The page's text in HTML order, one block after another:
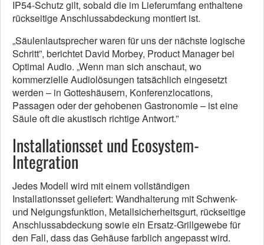
IP54-Schutz gilt, sobald die im Lieferumfang enthaltene
rückseitige Anschlussabdeckung montiert ist.
„Säulenlautsprecher waren für uns der nächste logische
Schritt”, berichtet David Morbey, Product Manager bei
Optimal Audio. „Wenn man sich anschaut, wo
kommerzielle Audiolösungen tatsächlich eingesetzt
werden – in Gotteshäusern, Konferenzlocations,
Passagen oder der gehobenen Gastronomie – ist eine
Säule oft die akustisch richtige Antwort.”
Installationsset und Ecosystem-
Integration
Jedes Modell wird mit einem vollständigen
Installationsset geliefert: Wandhalterung mit Schwenk-
und Neigungsfunktion, Metallsicherheitsgurt, rückseitige
Anschlussabdeckung sowie ein Ersatz-Grillgewebe für
den Fall, dass das Gehäuse farblich angepasst wird.